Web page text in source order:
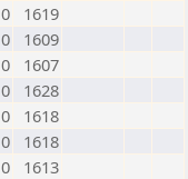
0
1619
0
1609
0
1607
0
1628
0
1618
0
1618
0
1613